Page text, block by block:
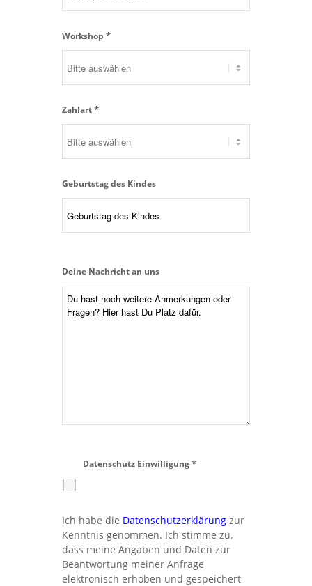
Workshop *
Zahlart*
Geburtstag des Kindes
Deine Nachricht an uns
Datenschutz Einwilligung*
Ich habe die Datenschutzerklärung zur
Kenntnis genommen. Ich stimme zu,
dass meine Angaben und Daten zur
Beantwortung meiner Anfrage
elektronisch erhoben und gespeichert